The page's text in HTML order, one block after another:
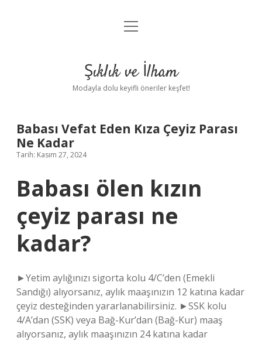
Anasayfa
Yasal Uyarı
menüyü
Şıklık ve İlham
Modayla dolu keyifli öneriler keşfet!
Babası Vefat Eden Kıza Çeyiz Parası
Ne Kadar
Tarih: Kasım 27, 2024
Babası ölen kızın
çeyiz parası ne
kadar?
►Yetim aylığınızı sigorta kolu 4/C’den (Emekli
Sandığı) alıyorsanız, aylık maaşınızın 12 katına kadar
çeyiz desteğinden yararlanabilirsiniz. ►SSK kolu
4/A’dan (SSK) veya Bağ-Kur’dan (Bağ-Kur) maaş
alıyorsanız, aylık maaşınızın 24 katına kadar